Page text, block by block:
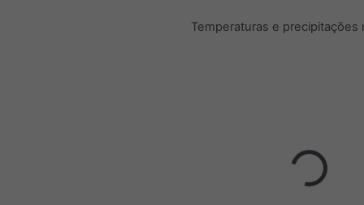
Temperaturas e precipitações